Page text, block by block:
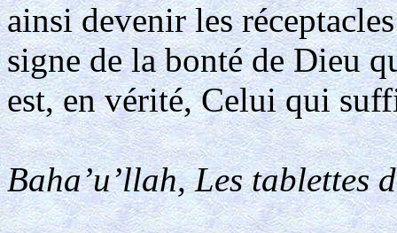
ainsi devenir les
signe de la bonté de Dieu
est, en vérité, Celui qui
Baha’u’llah, Les tablettes